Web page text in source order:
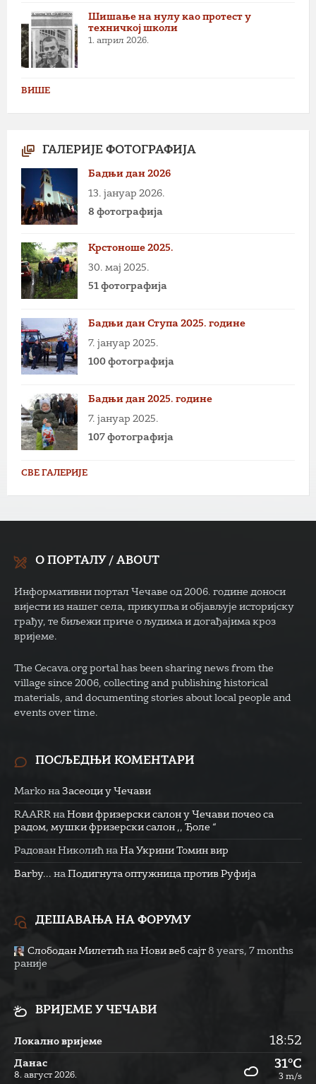
Шишање на нулу као протест у
техничкој школи
1. април 2026.
ВИШЕ
ГАЛЕРИЈЕ ФОТОГРАФИЈА
Бадњи дан 2026
13. јануар 2026.
8 фотографија
Крстоноше 2025.
30. мај 2025.
51 фотографија
Бадњи дан Ступа 2025. године
7. јануар 2025.
100 фотографија
Бадњи дан 2025. године
7. јануар 2025.
107 фотографија
СВЕ ГАЛЕРИЈЕ
О ПОРТАЛУ / ABOUT
Информативни портал Чечаве од 2006. године доноси
вијести из нашег села, прикупља и објављује историјску
грађу, те биљежи приче о људима и догађајима кроз
вријеме.
The Cecava.org portal has been sharing news from the
village since 2006, collecting and publishing historical
materials, and documenting stories about local people and
events over time.
ПОСЉЕДЊИ КОМЕНТАРИ
Marko на Засеоци у Чечави
RAARR на Нови фризерски салон у Чечави почео са
радом, мушки фризерски салон ,, Ђоле “
Радован Николић на На Укрини Томин вир
Barby... на Подигнута оптужница против Руфија
ДЕШАВАЊА НА ФОРУМУ
Слободан Милетић на Нови веб сајт 8 years, 7 months
раније
ВРИЈЕМЕ У ЧЕЧАВИ
Локално вријеме 18:52
Данас
8. август 2026.
31°C
3 m/s